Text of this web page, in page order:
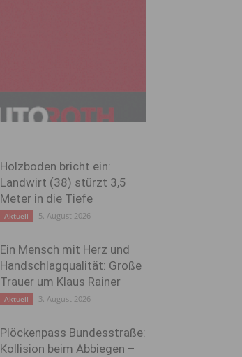
Holzboden bricht ein:
Landwirt (38) stürzt 3,5
Meter in die Tiefe
Aktuell 5. August 2026
Ein Mensch mit Herz und
Handschlagqualität: Große
Trauer um Klaus Rainer
Aktuell 3. August 2026
Plöckenpass Bundesstraße:
Kollision beim Abbiegen –